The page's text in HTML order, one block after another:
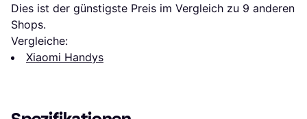
Dies ist der günstigste Preis im Vergleich zu 9 anderen
Shops.
Vergleiche:
Xiaomi Handys